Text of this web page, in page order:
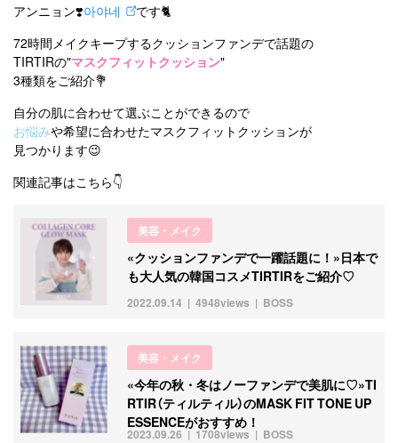
アンニョン❣️아야네
です🐈
72時間メイクキープするクッションファンデで話題の
TIRTIRの"マスクフィットクッション"
3種類をご紹介💐
自分の肌に合わせて選ぶことができるので
お悩みや希望に合わせたマスクフィットクッションが
見つかります😉
関連記事はこちら👇
美容・メイク
2022.09.14 BOSS
4948views
«クッションファンデで一躍話題に！»日本で
も大人気の韓国コスメTIRTIRをご紹介♡
美容・メイク
2023.09.26 BOSS
1708views
«今年の秋・冬はノーファンデで美肌に♡»TI
RTIR（ティルティル）のMASK FIT TONE UP
ESSENCEがおすすめ！